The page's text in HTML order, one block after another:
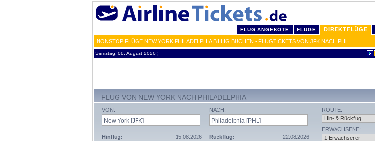
FLUG ANGEBOTE FLÜGE DIREKTFLÜGE
NONSTOP FLÜGE NEW YORK PHILADELPHIA BILLIG BUCHEN - FLUGTICKETS VON JFK NACH PHL
Samstag, 08. August 2026 ¦
FLUG VON NEW YORK NACH PHILADELPHIA
VON:
Hinflug: 15.08.2026
NACH:
Rückflug: 22.08.2026
ROUTE:
ERWACHSENE: